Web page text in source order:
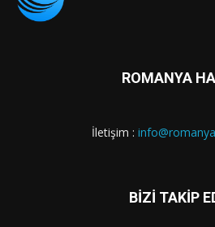
ROMANYA
İletişim :
BİZİ TAKİP